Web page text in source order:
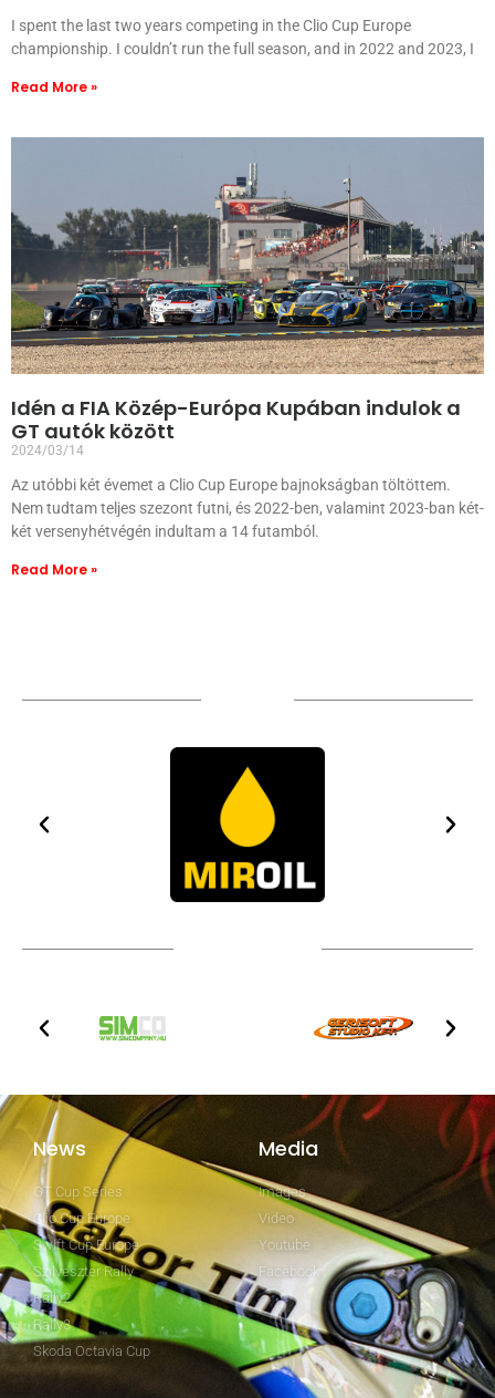
I spent the last two years competing in the Clio Cup Europe
championship. I couldn’t run the full season, and in 2022 and 2023, I
Read More »
Idén a FIA Közép-Európa Kupában indulok a
GT autók között
2024/03/14
Az utóbbi két évemet a Clio Cup Europe bajnokságban töltöttem.
Nem tudtam teljes szezont futni, és 2022-ben, valamint 2023-ban két-
két versenyhétvégén indultam a 14 futamból.
Read More »
News
GT Cup Series
Clio Cup Europe
Swift Cup Europe
Szilveszter Rally
Rally2
Rally3
Skoda Octavia Cup
Media
Images
Video
Youtube
Facebook